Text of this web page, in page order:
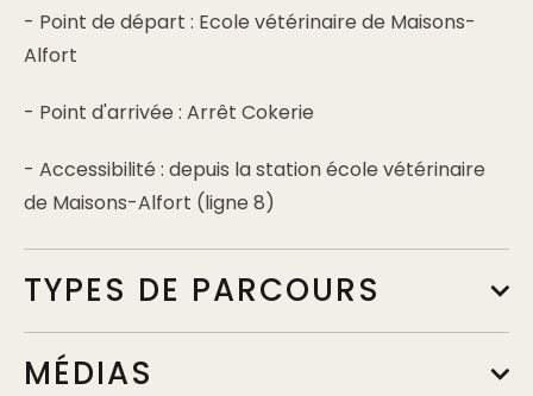
- Point de départ : Ecole vétérinaire de Maisons-
Alfort
- Point d'arrivée : Arrêt Cokerie
- Accessibilité : depuis la station école vétérinaire
de Maisons-Alfort (ligne 8)
TYPES DE PARCOURS
MÉDIAS